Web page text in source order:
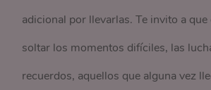
adicional por llevarlas. Te invito a que
soltar los momentos difíciles, las
recuerdos, aquellos que alguna vez